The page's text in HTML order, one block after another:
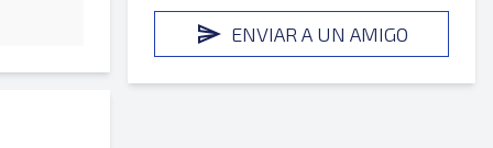
ENVIAR A UN AMIGO